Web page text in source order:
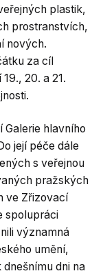
plastik,
prostranstvích,
nových.
za cíl
20. a 21.
hlavního
její péče dále
s veřejnou
pražských
ve Zřizovací
spolupráci
významná
umění,
dni na